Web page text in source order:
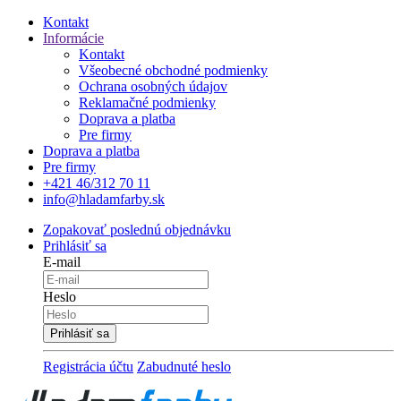
Kontakt
Informácie
Kontakt
Všeobecné obchodné podmienky
Ochrana osobných údajov
Reklamačné podmienky
Doprava a platba
Pre firmy
Doprava a platba
Pre firmy
+421 46/312 70 11
info@hladamfarby.sk
Zopakovať poslednú objednávku
Prihlásiť sa
E-mail
Heslo
Registrácia účtu Zabudnuté heslo